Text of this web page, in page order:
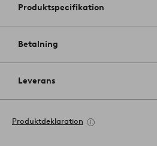
Produktspecifikation
Betalning
Leverans
Produktdeklaration